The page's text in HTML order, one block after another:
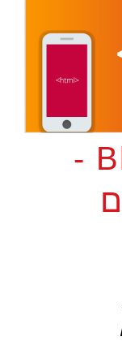
Blank Template -